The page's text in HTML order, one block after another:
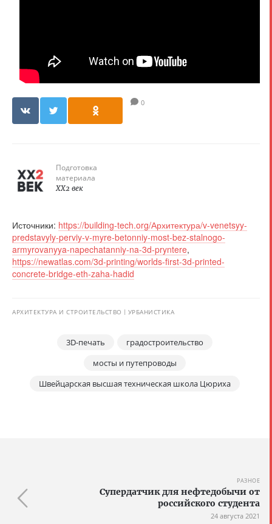
0
Подготовка
материала
XX2 век
Источники: https://building-tech.org/Архитектура/v-venetsyy-
predstavyly-perviy-v-myre-betonniy-most-bez-stalnogo-
armyrovanyya-napechatanniy-na-3d-pryntere,
https://newatlas.com/3d-printing/worlds-first-3d-printed-
concrete-bridge-eth-zaha-hadid
АРХИТЕКТУРА И СТРОИТЕЛЬСТВО УРБАНИСТИКА
3D-печать
градостроительство
мосты и путепроводы
Швейцарская высшая техническая школа Цюриха
РАЗНОЕ
Супердатчик для нефтедобычи от
российского студента
24 августа 2021